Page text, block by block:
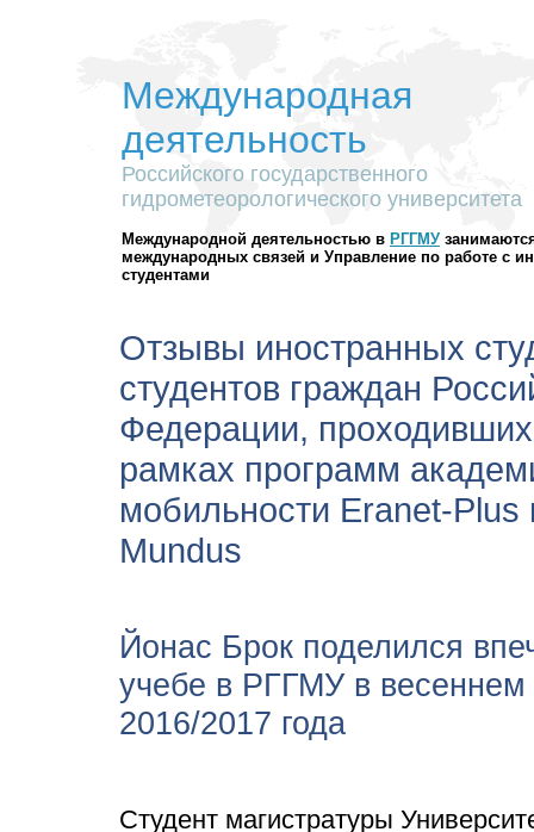
Международная
деятельность
Российского государственного
гидрометеорологического университета
Международной деятельностью в РГГМУ
международных связей и Управление по работе с
студентами
Отзывы иностранных
студентов граждан
Федерации,
рамках программ
мобильности Eranet-Plus
Mundus
Йонас Брок поделился
учебе в РГГМУ в весеннем
2016/2017 года
Студент магистратуры